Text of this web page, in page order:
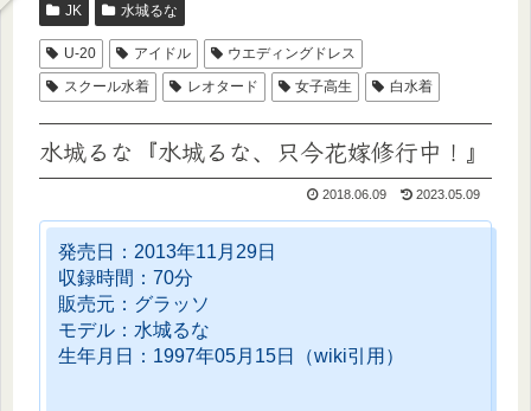
JK 水城るな
U-20 アイドル
ウエディングドレス
スクール水着
レオタード 女子高生 白水着
水城るな『水城るな、只今花嫁修行中！』
2018.06.09 2023.05.09
発売日：2013年11月29日
収録時間：70分
販売元：グラッソ
モデル：水城るな
生年月日：1997年05月15日（wiki引用）